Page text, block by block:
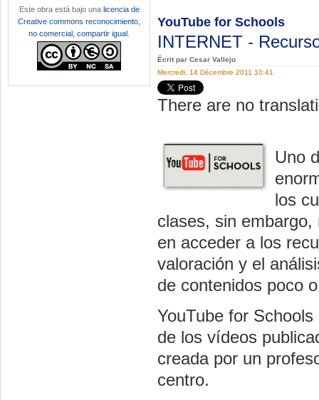
YouTube for Schools
INTERNET -
Écrit par Cesar Vallejo
Mercredi, 14 Décembre 2011 10:41
There are no
Uno
los
clases, sin
en acceder a los
valoración y el
de contenidos poco
YouTube for
de los vídeos
creada por un
centro.
Este obra está bajo una licencia de
Creative commons reconocimiento,
no comercial, compartir igual